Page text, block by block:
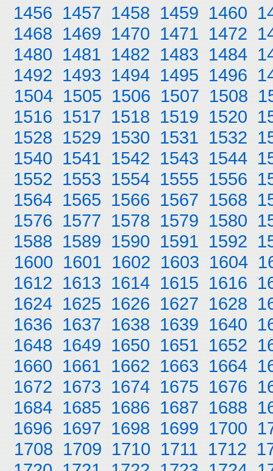
1456 1457 1458 1459 1460
1468 1469 1470 1471 1472
1480 1481 1482 1483 1484
1492 1493 1494 1495 1496
1504 1505 1506 1507 1508
1516 1517 1518 1519 1520
1528 1529 1530 1531 1532
1540 1541 1542 1543 1544
1552 1553 1554 1555 1556
1564 1565 1566 1567 1568
1576 1577 1578 1579 1580
1588 1589 1590 1591 1592
1600 1601 1602 1603 1604
1612 1613 1614 1615 1616
1624 1625 1626 1627 1628
1636 1637 1638 1639 1640
1648 1649 1650 1651 1652
1660 1661 1662 1663 1664
1672 1673 1674 1675 1676
1684 1685 1686 1687 1688
1696 1697 1698 1699 1700
1708 1709 1710 1711 1712